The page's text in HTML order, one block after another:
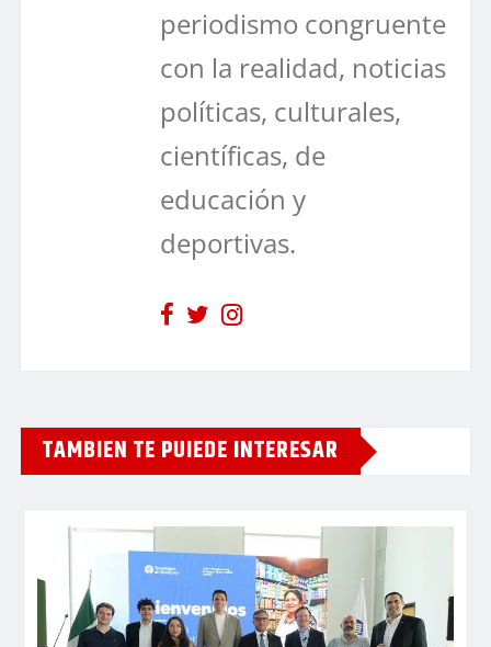
periodismo congruente
con la realidad, noticias
políticas, culturales,
científicas, de
educación y
deportivas.
TAMBIEN TE PUIEDE INTERESAR